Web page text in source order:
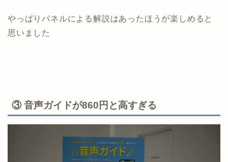
やっぱりパネルによる解説はあったほうが楽しめると
思いました
③ 音声ガイドが860円と高すぎる